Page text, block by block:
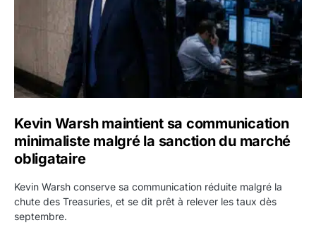
Kevin Warsh maintient sa communication
minimaliste malgré la sanction du marché
obligataire
Kevin Warsh conserve sa communication réduite malgré la
chute des Treasuries, et se dit prêt à relever les taux dès
septembre.